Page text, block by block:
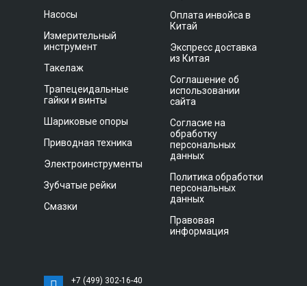
Насосы
Измерительный
инструмент
Такелаж
Трапецеидальные
гайки и винты
Шариковые опоры
Приводная техника
Электроинструменты
Зубчатые рейки
Смазки
Оплата инвойса в
Китай
Экспресс доставка
из Китая
Соглашение об
использовании
сайта
Согласие на
обработку
персональных
данных
Политика обработки
персональных
данных
Правовая
информация
+7 (499) 302-16-40